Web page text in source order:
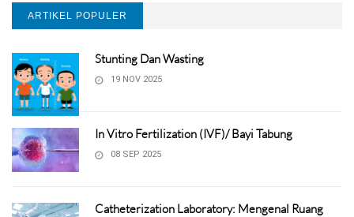
ARTIKEL POPULER
Stunting Dan Wasting
19 NOV 2025
In Vitro Fertilization (IVF)/ Bayi Tabung
08 SEP 2025
Catheterization Laboratory: Mengenal Ruang